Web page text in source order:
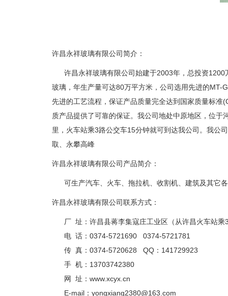
许昌永祥玻璃有限公司简介：
许昌永祥玻璃有限公司始建于2003年，总投资1200
玻璃，年生产量可达80万平方米，公司选用先进的MT-
先进的工艺流程，保证产品质量完全达到国家质量标
质产品提供了可靠的保证。我公司地处中原地区，位
里，火车站乘3路公交车15分钟就可到达我公司。我公
取、永攀高峰
许昌永祥玻璃有限公司产品简介：
可生产汽车、火车、拖拉机、收割机、建筑及其它
许昌永祥玻璃有限公司联系方式：
厂 址：许昌县蒋李集寇庄工业区（从许昌火车站乘
电 话：0374-5721690 0374-5721781
传 真：0374-5720628 QQ：141729923
手 机：13703742380
网 址：www.xcyx.cn
E-mail：yongxiang2380@163.com